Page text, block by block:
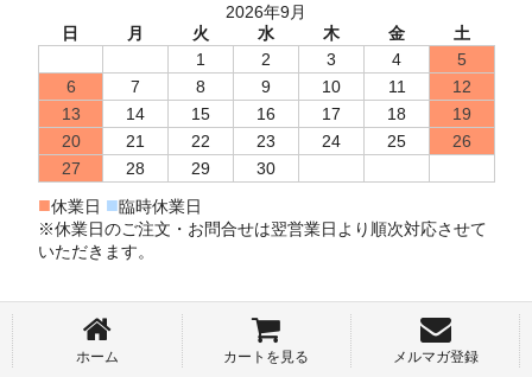
2026年9月
日
月 火 水 木 金
土
1
2 3 4
5
6
7 8 9 10 11
12
13
14 15 16 17 18
19
20
21 22 23 24 25
26
27
28 29 30
■休業日 ■臨時休業日
※休業日のご注文・お問合せは翌営業日より順次対応させて
いただきます。
ホーム カートを見る メルマガ登録